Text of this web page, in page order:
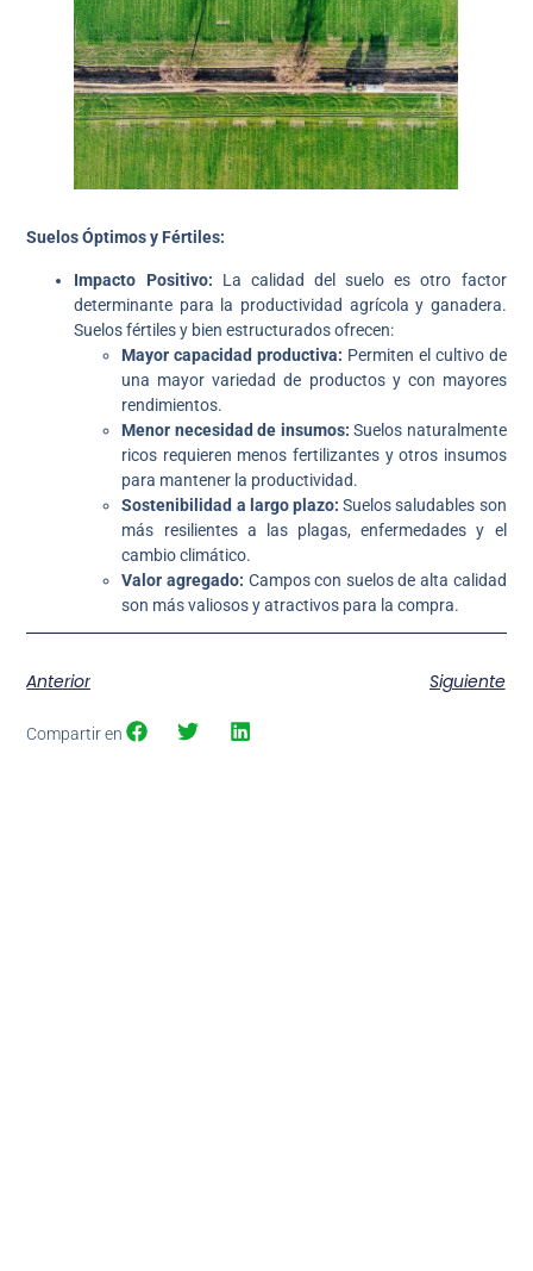
Suelos Óptimos y Fértiles:
Impacto Positivo: La calidad del suelo es otro factor
determinante para la productividad agrícola y ganadera.
Suelos fértiles y bien estructurados ofrecen:
Mayor capacidad productiva: Permiten el cultivo de
una mayor variedad de productos y con mayores
rendimientos.
Menor necesidad de insumos: Suelos naturalmente
ricos requieren menos fertilizantes y otros insumos
para mantener la productividad.
Sostenibilidad a largo plazo: Suelos saludables son
más resilientes a las plagas, enfermedades y el
cambio climático.
Valor agregado: Campos con suelos de alta calidad
son más valiosos y atractivos para la compra.
Anterior Siguiente
Compartir en